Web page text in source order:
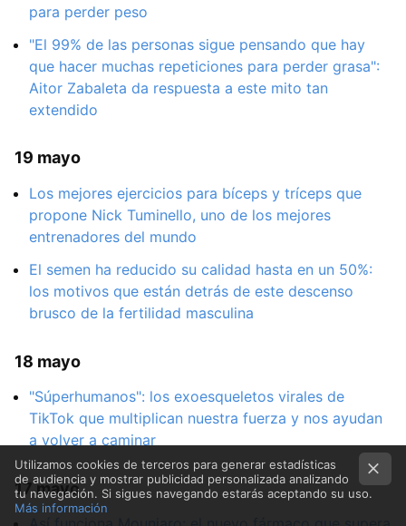
para perder peso
"El 99% de las personas sigue pensando que hay
que hacer muchas repeticiones para perder grasa":
Aitor Zabaleta da respuesta a este mito tan
extendido
19 mayo
Los mejores ejercicios para bíceps y tríceps que
propone Nick Tuminello, uno de los mejores
entrenadores del mundo
El semen ha reducido su calidad hasta en un 50%:
los motivos que están detrás de este descenso
brusco de la fertilidad masculina
18 mayo
"Súperhumanos": los exoesqueletos virales de
TikTok que multiplican nuestra fuerza y nos ayudan
a volver a caminar
17 mayo
Utilizamos cookies de terceros para generar estadísticas
de audiencia y mostrar publicidad personalizada analizando
tu navegación. Si sigues navegando estarás aceptando su uso.
Más información